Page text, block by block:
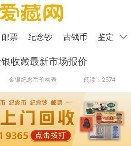
邮票 纪念钞 古钱币 鉴定
收藏最新市场报价
金银纪念币价格表 阅读：2574